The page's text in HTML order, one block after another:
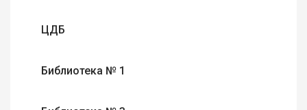
ЦДБ
Библиотека № 1